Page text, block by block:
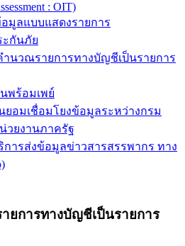
: OIT)
มูลแบบแสดงรายการ
ะกันภัย
ำนวณรายการทางบัญชีเป็นรายการ
พร้อมเพย์
ยอมเชื่อมโยงข้อมูลระหว่างกรม
วยงานภาครัฐ
การส่งข้อมูลข่าวสารสรรพากร ทาง
ยการทางบัญชีเป็นรายการ